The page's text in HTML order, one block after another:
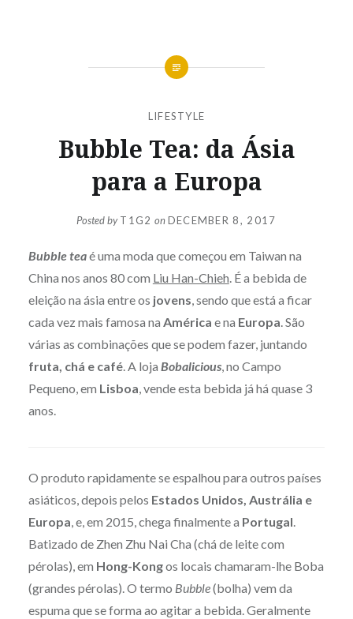
LIFESTYLE
Bubble Tea: da Ásia
para a Europa
Posted byT1G2 onDECEMBER 8, 2017
Bubble teaé uma moda que começou em Taiwan na
China nos anos 80 com Liu Han-Chieh. É a bebida de
eleição na ásia entre os jovens, sendo que está a ficar
cada vez mais famosa na América e na Europa. São
várias as combinações que se podem fazer, juntando
fruta, chá e café. A loja Bobalicious, no Campo
Pequeno, em Lisboa, vende esta bebida já há quase 3
anos.
O produto rapidamente se espalhou para outros países
asiáticos, depois pelos Estados Unidos, Austrália e
Europa, e, em 2015, chega finalmente a Portugal.
Batizado de Zhen Zhu Nai Cha (chá de leite com
pérolas), em Hong-Kongos locais chamaram-lhe Boba
(grandes pérolas). O termo Bubble(bolha) vem da
espuma que se forma ao agitar a bebida. Geralmente